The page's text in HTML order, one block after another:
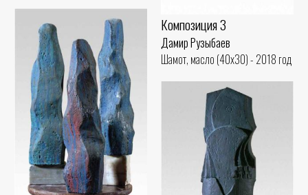
Композиция 3
Дамир Рузыбаев
Шамот, масло (40x30) - 2018 год